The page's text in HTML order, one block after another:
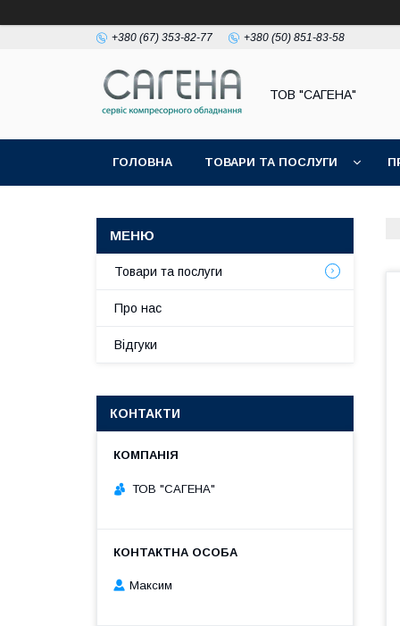
+380 (67) 353-82-77 +380 (50) 851-83-58
ТОВ "САГЕНА"
ГОЛОВНА ТОВАРИ ТА ПОСЛУГИ
Товари та послуги
Про нас
Відгуки
КОНТАКТИ
ТОВ "САГЕНА"
Максим